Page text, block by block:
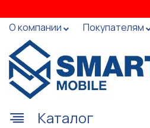
О компании Покупателям
Каталог